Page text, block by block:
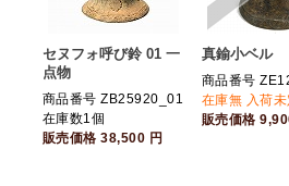
セヌフォ呼び鈴 01 一
点物
商品番号 ZB25920_01
在庫数1個
販売価格38,500 円
真鍮小ベル
商品番号
在庫無 入荷
販売価格